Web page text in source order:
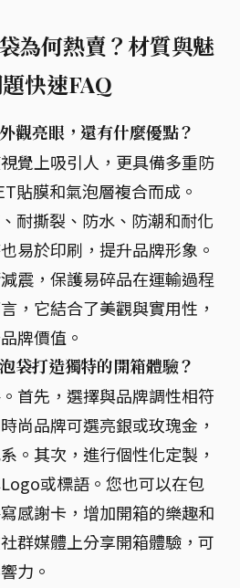
為何熱賣？材質與魅
快速FAQ
觀亮眼，還有什麼優點？
覺上吸引人，更具備多重防
貼膜和氣泡層複合而成。
耐撕裂、防水、防潮和耐化
易於印刷，提升品牌形象。
震，保護易碎品在運輸過程
，它結合了美觀與實用性，
牌價值。
袋打造獨特的開箱體驗？
首先，選擇與品牌調性相符
尚品牌可選亮銀或玫瑰金，
。其次，進行個性化定製，
或標語。您也可以在包
感謝卡，增加開箱的樂趣和
群媒體上分享開箱體驗，可
力。